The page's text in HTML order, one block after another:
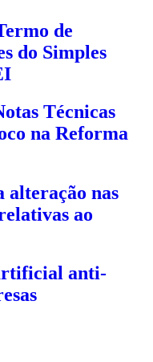
de
do Simples
Técnicas
na Reforma
alteração nas
ao
anti-